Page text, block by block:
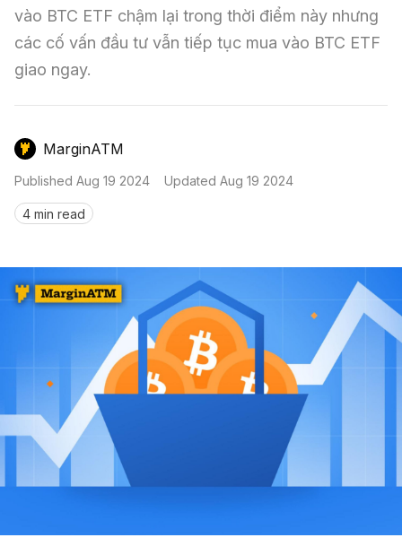
Kinh Nghiệm Đầu Tư
Sàn Giao Dịch
Mô Hình Biểu Đồ Giá
GameFi
Sign in
vào BTC ETF chậm lại trong thời điểm này nhưng
các cố vấn đầu tư vẫn tiếp tục mua vào BTC ETF
giao ngay.
MarginATM
Published Aug 19 2024 Updated Aug 19 2024
4 min read